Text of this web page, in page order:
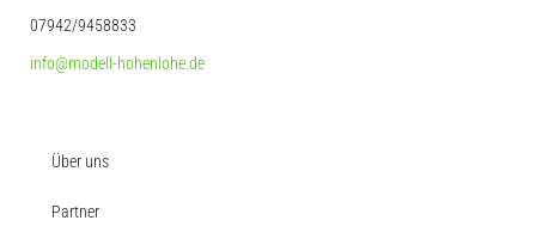
07942/9458833
info@modell-hohenlohe.de
Über uns
Partner